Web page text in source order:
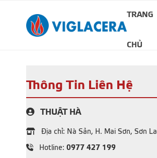
TRANG
CHỦ
Thông Tin Liên Hệ
THUẬT HÀ
Địa chỉ: Nà Sản, H. Mai Sơn, Sơn La
Hotline: 0977 427 199